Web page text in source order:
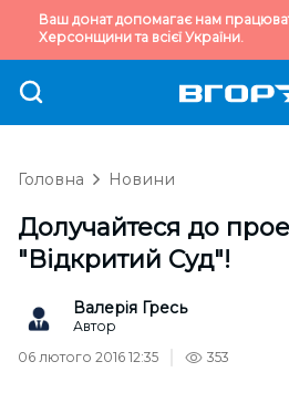
Ваш донат допомагає нам
Херсонщини та всієї України.
Головна Новини
Долучайтеся до
"Відкритий Суд"!
Валерія Гресь
Автор
06 лютого 2016 12:35
353